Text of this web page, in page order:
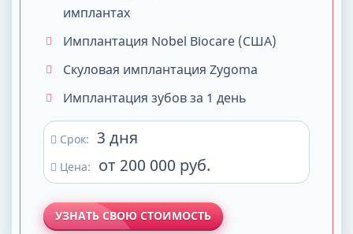
имплантах
Имплантация Nobel Biocare (США)
Скуловая имплантация Zygoma
Имплантация зубов за 1 день
Срок: 3 дня
Цена: от 200 000 руб.
УЗНАТЬ СВОЮ СТОИМОСТЬ